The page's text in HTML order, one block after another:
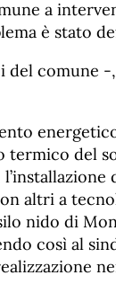
a
è stato
comune -
termico del
altri a
nido di
così al